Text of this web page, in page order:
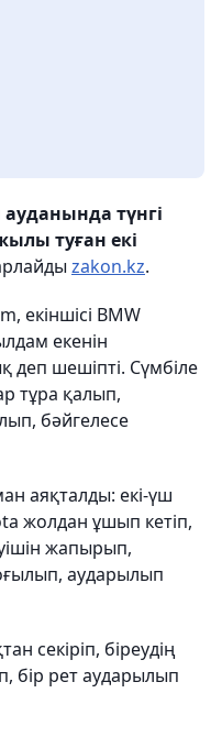
түнгі
туған екі
zakon.kz.
екіншісі BMW
екенін
шешіпті. Сүмбіле
тұра қалып,
бәйгелесе
аяқталды: екі-үш
жолдан ұшып кетіп,
жапырып,
аударылып
секіріп, біреудің
бір рет аударылып